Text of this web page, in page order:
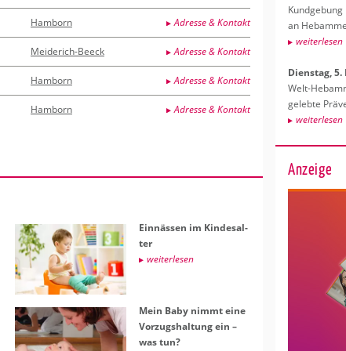
Hamborn Adresse & Kontakt
Meiderich-Beeck Adresse & Kontakt
Hamborn Adresse & Kontakt
Hamborn Adresse & Kontakt
Ein­näs­sen im Kin­des­al­
ter
wei­ter­le­sen
Mein Baby nimmt eine
Vor­zugs­hal­tung ein –
was tun?
an
wei­ter­le­sen
Diens­tag, 5.
Welt-
ge­leb­te
wei­ter­le­sen
Anzeige